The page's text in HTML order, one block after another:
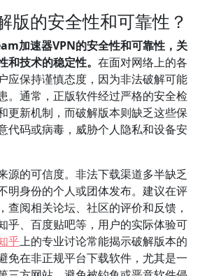
版的安全性和可靠性？
加速器VPN的安全性和可靠性，关
和技术的稳定性。 在面对网络上的各
应保持谨慎态度，因为非法破解可能
。通常，正版软件经过严格的安全检
更新机制，而破解版本则缺乏这些保
代码或病毒，威胁个人隐私和设备安
源的可信度。非法下载渠道多半缺乏
明身份的个人或团体发布。建议在评
查阅相关论坛、社区的评价和反馈，
乎、百度贴吧等，用户的实际体验可
乎上的专业讨论常能揭示破解版本的
免在非正规平台下载软件，尤其是一